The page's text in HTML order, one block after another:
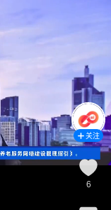
关注
6